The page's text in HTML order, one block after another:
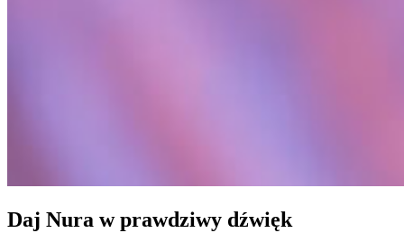
Daj Nura w prawdziwy dźwięk